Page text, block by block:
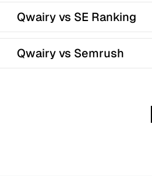
Qwairy vs SE Ranking
Qwairy vs Semrush